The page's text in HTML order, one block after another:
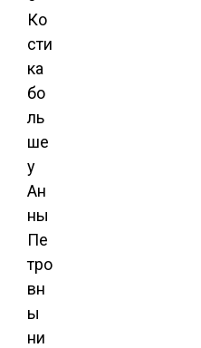
Ко
сти
ка
бо
ль
ше
у
Ан
ны
Пе
тро
вн
ы
ни